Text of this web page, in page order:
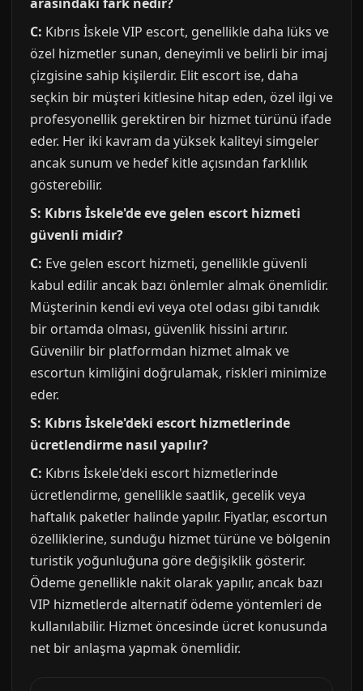
C: Kıbrıs İskele VIP escort, genellikle daha lüks ve
özel hizmetler sunan, deneyimli ve belirli bir imaj
çizgisine sahip kişilerdir. Elit escort ise, daha
seçkin bir müşteri kitlesine hitap eden, özel ilgi ve
profesyonellik gerektiren bir hizmet türünü ifade
eder. Her iki kavram da yüksek kaliteyi simgeler
ancak sunum ve hedef kitle açısından farklılık
gösterebilir.
S: Kıbrıs İskele'de eve gelen escort hizmeti
güvenli midir?
C: Eve gelen escort hizmeti, genellikle güvenli
kabul edilir ancak bazı önlemler almak önemlidir.
Müşterinin kendi evi veya otel odası gibi tanıdık
bir ortamda olması, güvenlik hissini artırır.
Güvenilir bir platformdan hizmet almak ve
escortun kimliğini doğrulamak, riskleri minimize
eder.
S: Kıbrıs İskele'deki escort hizmetlerinde
ücretlendirme nasıl yapılır?
C: Kıbrıs İskele'deki escort hizmetlerinde
ücretlendirme, genellikle saatlik, gecelik veya
haftalık paketler halinde yapılır. Fiyatlar, escortun
özelliklerine, sunduğu hizmet türüne ve bölgenin
turistik yoğunluğuna göre değişiklik gösterir.
Ödeme genellikle nakit olarak yapılır, ancak bazı
VIP hizmetlerde alternatif ödeme yöntemleri de
kullanılabilir. Hizmet öncesinde ücret konusunda
net bir anlaşma yapmak önemlidir.